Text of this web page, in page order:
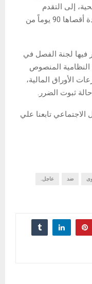
إلى التقدم
للانضمام إلى الدعوى الجماعية خلال مدة أقصاها 90 يوماً من
فيها لجنة الفصل في
النظامية المنصوص
الأوراق المالية،
ثبوت الضرر.
الاجتماعي تابعنا علي
ضد عاجل.